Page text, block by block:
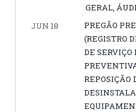
GERAL,
JUN 18
PREGÃO
(REGISTRO
DE
REPOSIÇÃO